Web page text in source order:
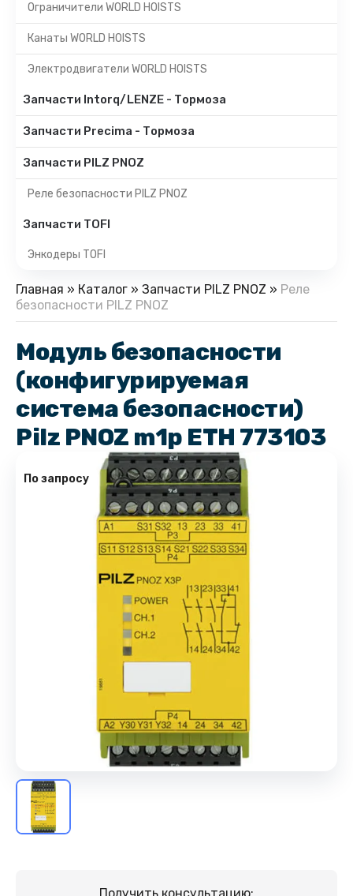
Ограничители WORLD HOISTS
Канаты WORLD HOISTS
Электродвигатели WORLD HOISTS
Запчасти Intorq/LENZE - Тормоза
Запчасти Precima - Тормоза
Запчасти PILZ PNOZ
Реле безопасности PILZ PNOZ
Запчасти TOFI
Энкодеры TOFI
Главная » Каталог » Запчасти PILZ PNOZ » Реле
безопасности PILZ PNOZ
Модуль безопасности
(конфигурируемая
система безопасности)
Pilz PNOZ m1p ETH 773103
По запросу